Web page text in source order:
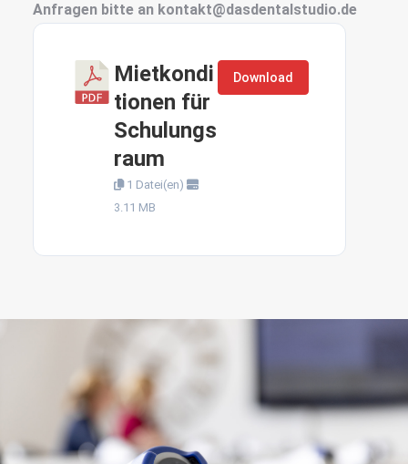
Anfragen bitte an kontakt@dasdentalstudio.de
Mietkondi
tionen für
Schulungs
raum
1 Datei(en)
3.11 MB
Download